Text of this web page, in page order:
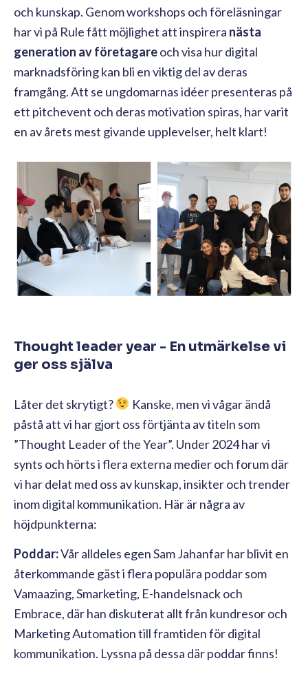
och kunskap. Genom workshops och föreläsningar
har vi på Rule fått möjlighet att inspirera nästa
generation av företagareoch visa hur digital
marknadsföring kan bli en viktig del av deras
framgång. Att se ungdomarnas idéer presenteras på
ett pitchevent och deras motivation spiras, har varit
en av årets mest givande upplevelser, helt klart!
Thought leader year - En utmärkelse vi
ger oss själva
Låter det skrytigt?
Kanske, men vi vågar ändå
påstå att vi har gjort oss förtjänta av titeln som
”Thought Leader of the Year”. Under 2024 har vi
synts och hörts i flera externa medier och forum där
vi har delat med oss av kunskap, insikter och trender
inom digital kommunikation. Här är några av
höjdpunkterna:
Poddar:Vår alldeles egen Sam Jahanfar har blivit en
återkommande gäst i flera populära poddar som
Vamaazing, Smarketing, E-handelsnack och
Embrace, där han diskuterat allt från kundresor och
Marketing Automation till framtiden för digital
kommunikation. Lyssna på dessa där poddar finns!